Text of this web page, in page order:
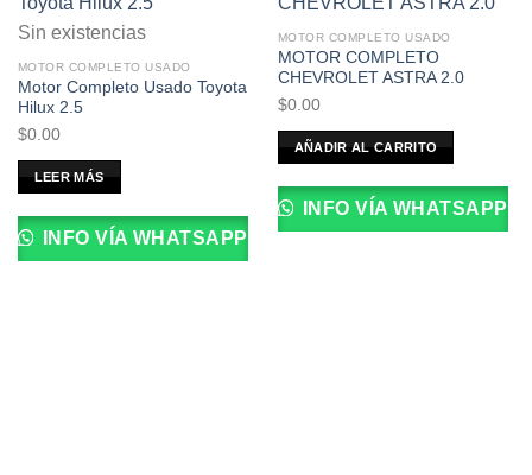
Sin existencias
MOTOR COMPLETO USADO
Motor Completo Usado Toyota
Hilux 2.5
$0.00
LEER MÁS
INFO VÍA WHATSAPP
MOTOR COMPLETO USADO
MOTOR COMPLETO
CHEVROLET ASTRA 2.0
$0.00
AÑADIR AL CARRITO
INFO VÍA WHATSAPP